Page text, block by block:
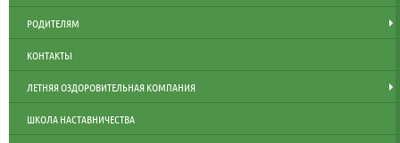
РОДИТЕЛЯМ
КОНТАКТЫ
ЛЕТНЯЯ ОЗДОРОВИТЕЛЬНАЯ КОМПАНИЯ
ШКОЛА НАСТАВНИЧЕСТВА